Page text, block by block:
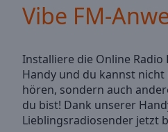
Play
Video
Skip
Backward
Skip
Forward
Mute
Current
Vibe FM-
Installiere die Online Radio
Handy und du kannst
hören, sondern auch
du bist! Dank unserer
Lieblingsradiosender jetzt